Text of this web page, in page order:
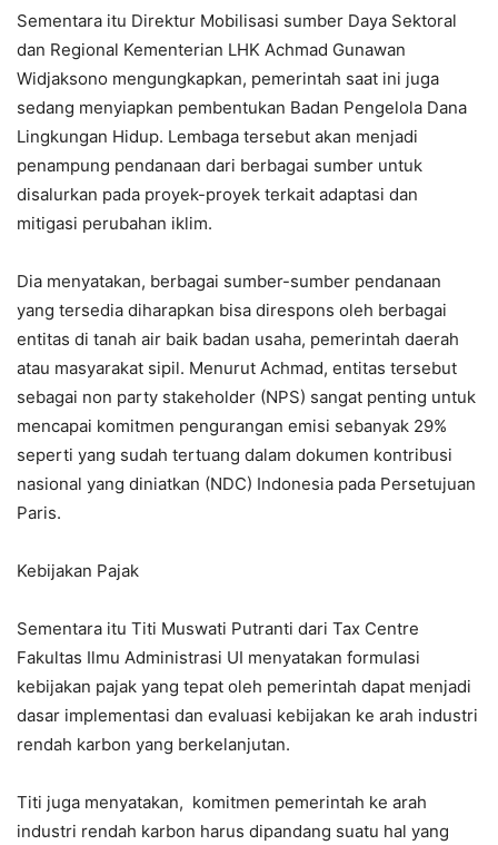
Sementara itu Direktur Mobilisasi sumber Daya Sektoral
dan Regional Kementerian LHK Achmad Gunawan
Widjaksono mengungkapkan, pemerintah saat ini juga
sedang menyiapkan pembentukan Badan Pengelola Dana
Lingkungan Hidup. Lembaga tersebut akan menjadi
penampung pendanaan dari berbagai sumber untuk
disalurkan pada proyek-proyek terkait adaptasi dan
mitigasi perubahan iklim.
Dia menyatakan, berbagai sumber-sumber pendanaan
yang tersedia diharapkan bisa direspons oleh berbagai
entitas di tanah air baik badan usaha, pemerintah daerah
atau masyarakat sipil. Menurut Achmad, entitas tersebut
sebagai non party stakeholder (NPS) sangat penting untuk
mencapai komitmen pengurangan emisi sebanyak 29%
seperti yang sudah tertuang dalam dokumen kontribusi
nasional yang diniatkan (NDC) Indonesia pada Persetujuan
Paris.
Kebijakan Pajak
Sementara itu Titi Muswati Putranti dari Tax Centre
Fakultas Ilmu Administrasi UI menyatakan formulasi
kebijakan pajak yang tepat oleh pemerintah dapat menjadi
dasar implementasi dan evaluasi kebijakan ke arah industri
rendah karbon yang berkelanjutan.
Titi juga menyatakan, komitmen pemerintah ke arah
industri rendah karbon harus dipandang suatu hal yang